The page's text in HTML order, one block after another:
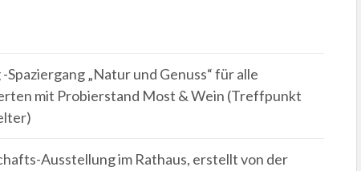
Spaziergang „Natur und Genuss“ für alle
mit Probierstand Most & Wein (Treffpunkt
Ausstellung im Rathaus, erstellt von der